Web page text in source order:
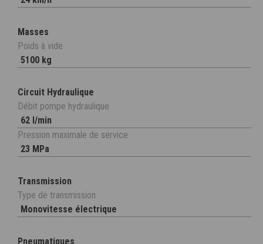
Masses
Poids à vide
5100 kg
Circuit Hydraulique
Débit pompe hydraulique
62 l/min
Pression maximale de service
23 MPa
Transmission
Type de transmission
Monovitesse électrique
Pneumatiques